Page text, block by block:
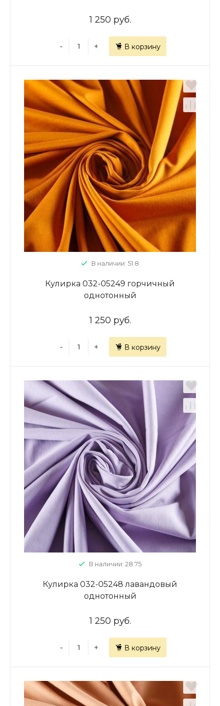
1 250 руб.
- + В корзину
В наличии: 51.8
Кулирка 032-05249 горчичный
однотонный
1 250 руб.
- + В корзину
В наличии: 28.75
Кулирка 032-05248 лавандовый
однотонный
1 250 руб.
- + В корзину